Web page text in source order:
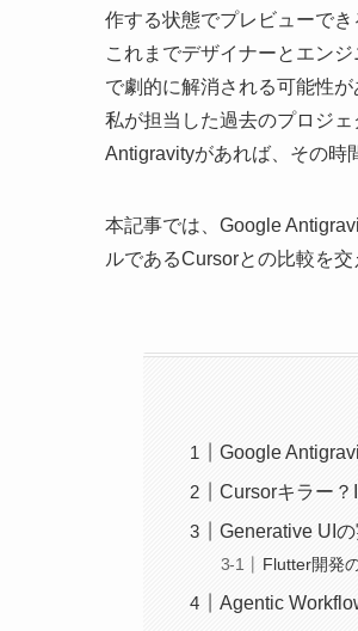
作する状態でプレビューでき
これまでデザイナーとエン
で劇的に解消される可能性が
私が担当した過去のプロジ
Antigravityがあれば、その時
本記事では、Google
ルであるCursorとの比較を交
Google
Cursorキラー
Generative UI
Flutter開発
Agentic